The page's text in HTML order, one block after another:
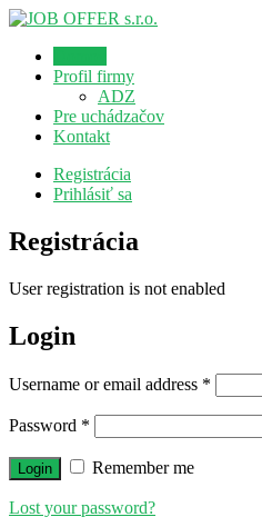
Profil firmy
ADZ
Pre uchádzačov
Kontakt
Registrácia
Prihlásiť sa
Registrácia
User registration is not enabled
Login
Username or email address *
Password *
Remember me
Lost your password?